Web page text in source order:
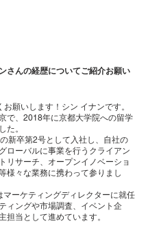
さんの経歴についてご紹介お願い
お願いします！シン イナンです。
で、2018年に京都大学院への留学
た。
新卒第2号として入社し、自社の
ローバルに事業を行うクライアン
リサーチ、オープンイノベーショ
様々な業務に携わって参りまし
マーケティングディレクターに就任
ィングや市場調査、イベント企
担当として進めています。